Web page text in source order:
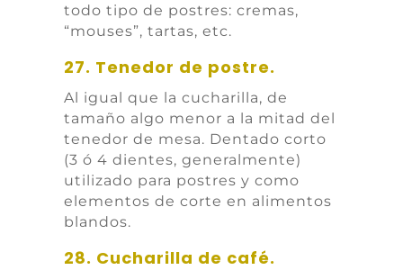
todo tipo de postres: cremas,
“mouses”, tartas, etc.
27. Tenedor de postre.
Al igual que la cucharilla, de
tamaño algo menor a la mitad del
tenedor de mesa. Dentado corto
(3 ó 4 dientes, generalmente)
utilizado para postres y como
elementos de corte en alimentos
blandos.
28. Cucharilla de café.